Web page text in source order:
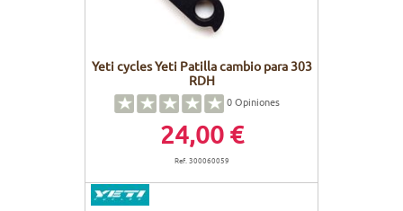
Yeti cycles Yeti Patilla cambio para 303
RDH
0Opiniones
24,00 €
Ref. 300060059